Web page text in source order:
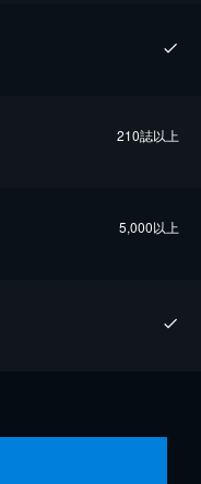
210誌以上
5,000以上